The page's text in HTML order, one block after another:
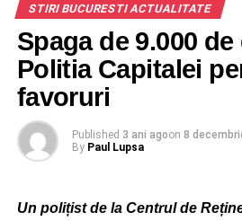
oportunitatea investirii în societatea
apelat numărul de telefon din
discutat cu o persoană ce s-a
Romgaz.
acceptat să învestească suma de
care i-a comunicat acelei
identitate.
STIRI BUCURESTI ACTUALITATE
Spaga de 9.000
Politia Capitalei
favoruri
Published 3 ani agoon 8
By Paul Lupsa
Un polițist de la Centrul de